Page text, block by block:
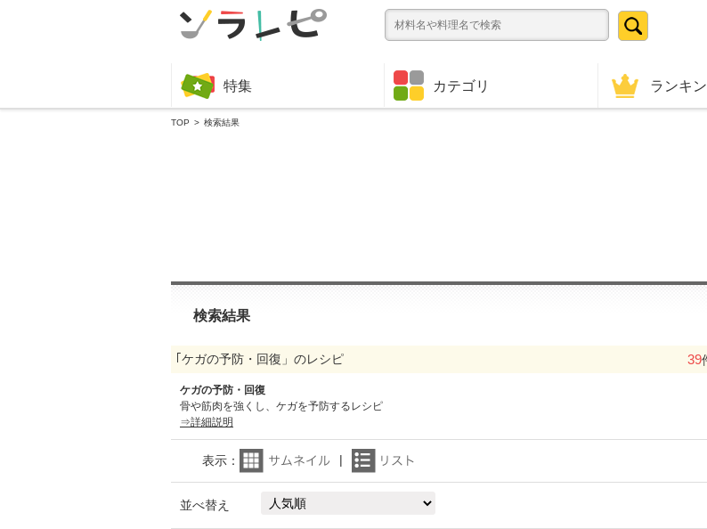
特集 カテゴリ ランキ
TOP 検索結果
検索結果
｢ケガの予防・回復」のレシピ 39
ケガの予防・回復
骨や筋肉を強くし、ケガを予防するレシピ
⇒詳細説明
表示：
並べ替え